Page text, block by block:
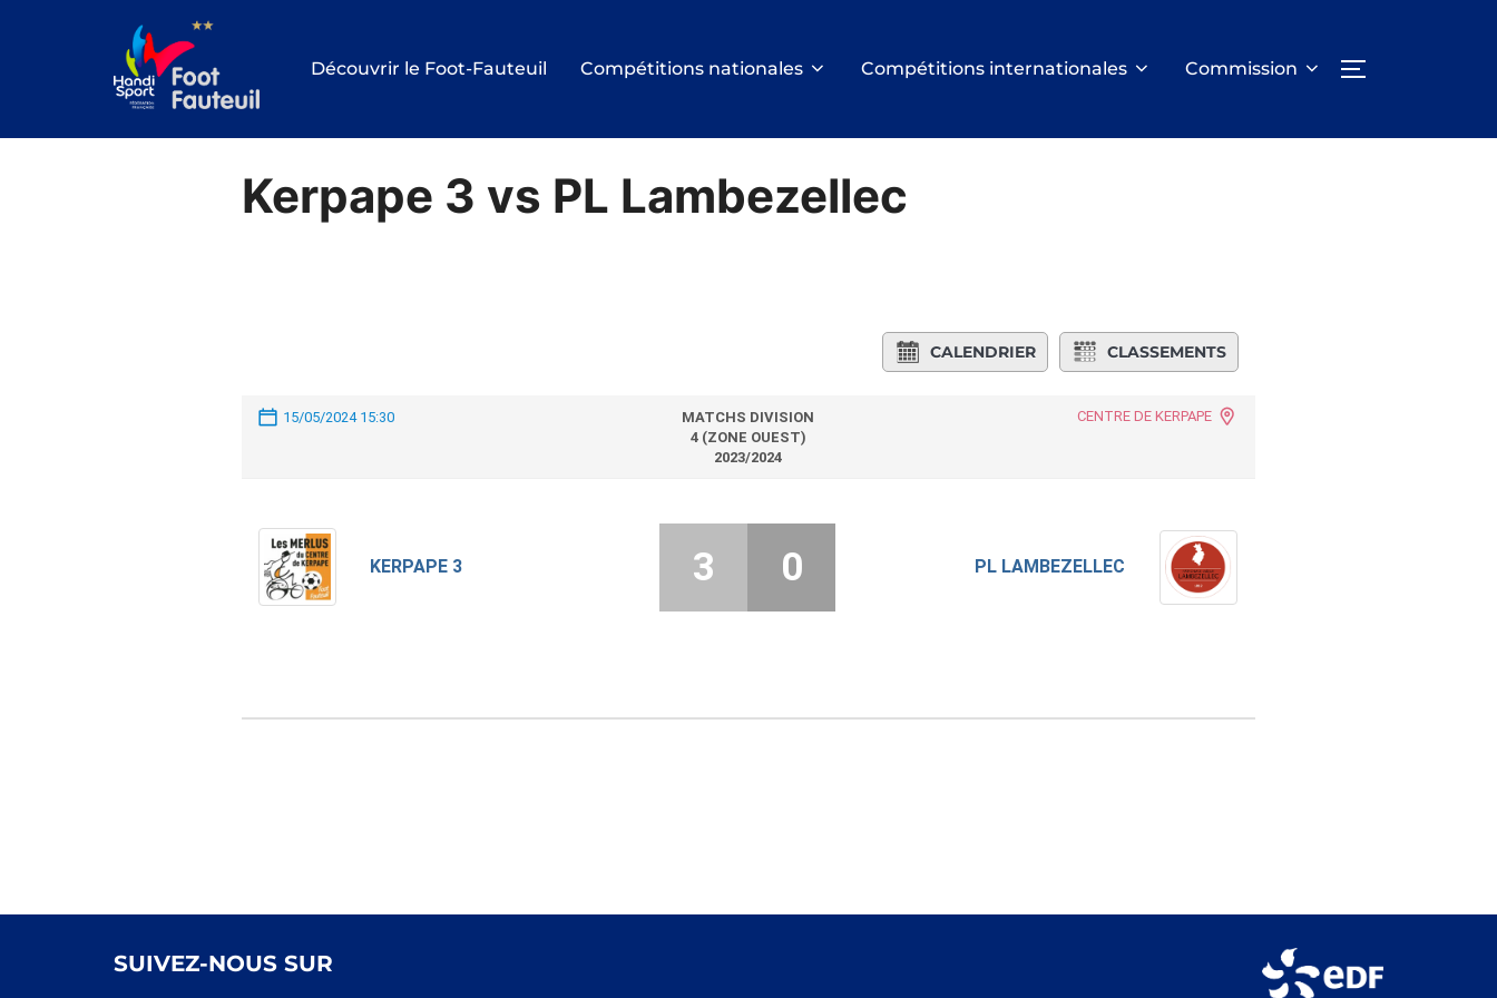
Découvrir le Foot-Fauteuil Compétitions nationales Compétitions internationales Commission PERMUTER
Kerpape 3 vs PL Lambezellec
CALENDRIER CLASSEMENTS
15/05/2024 15:30
MATCHS DIVISION
4 (ZONE OUEST)
2023/2024
CENTRE DE KERPAPE
KERPAPE 3 PL LAMBEZELLEC
3 0
SUIVEZ-NOUS SUR